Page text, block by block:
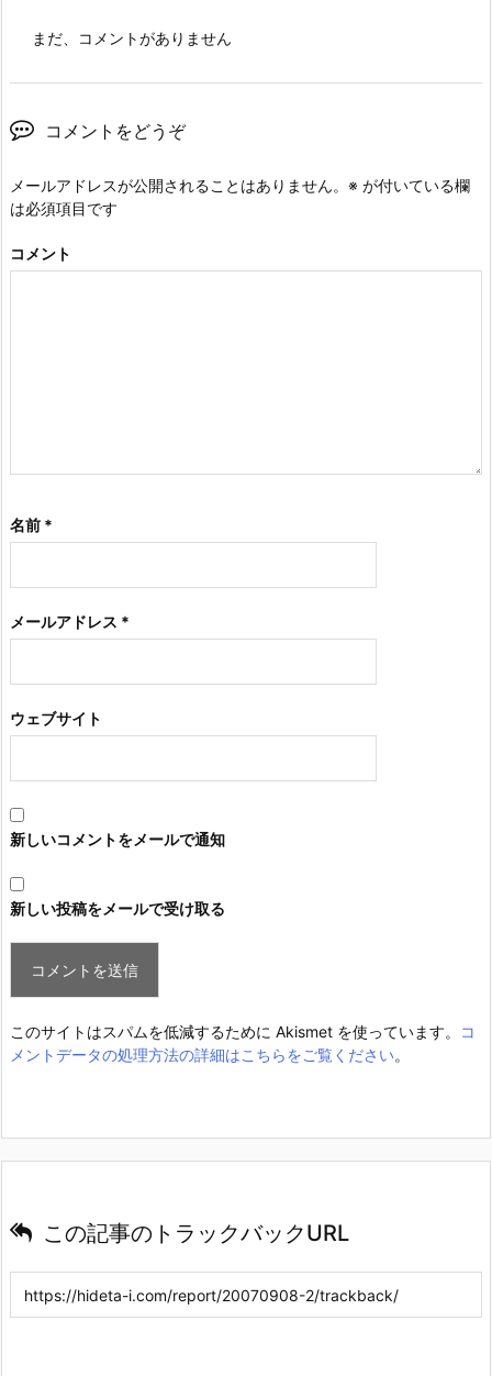
まだ、コメントがありません
コメントをどうぞ
メールアドレスが公開されることはありません。 ※ が付いている欄
は必須項目です
コメント
名前 *
メールアドレス *
ウェブサイト
新しいコメントをメールで通知
新しい投稿をメールで受け取る
このサイトはスパムを低減するために Akismet を使っています。
コ
メントデータの処理方法の詳細はこちらをご覧ください。
この記事のトラックバックURL